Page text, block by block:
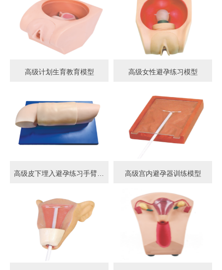
高级计划生育教育模型 高级女性避孕练习模型
高级皮下埋入避孕练习手臂模型 高级宫内避孕器训练模型